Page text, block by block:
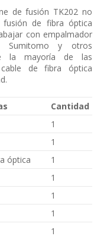
de fusión TK202 no
de fibra óptica
con empalmador
Sumitomo y otros
la mayoría de las
de fibra óptica
Cantidad
1
1
óptica
1
1
1
1
1